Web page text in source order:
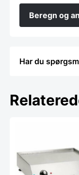
Beregn og
Har du